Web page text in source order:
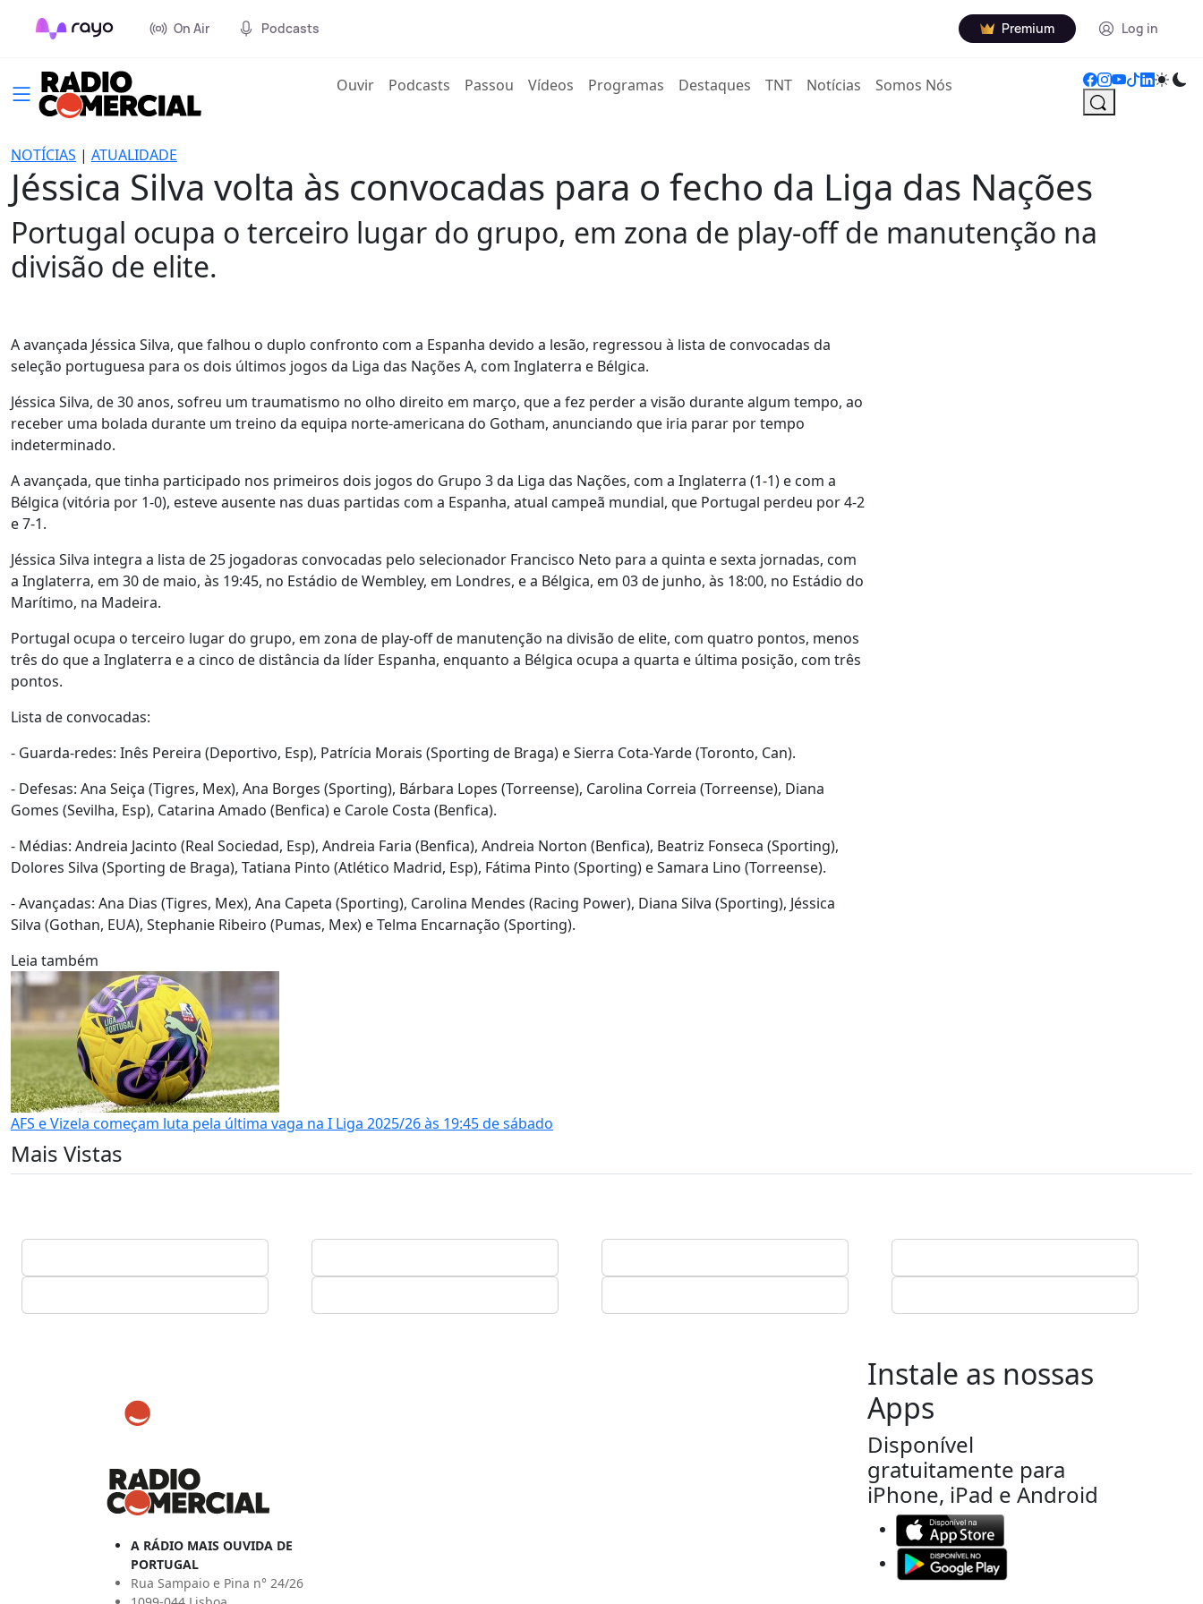
On Air Podcasts Premium Log in
Ouvir(current)
Podcasts Passou Vídeos Programas Destaques TNT Notícias Somos Nós
NOTÍCIAS | ATUALIDADE
Jéssica Silva volta às convocadas para o fecho da Liga das Nações
Portugal ocupa o terceiro lugar do grupo, em zona de play-off de manutenção na
divisão de elite.
A avançada Jéssica Silva, que falhou o duplo confronto com a Espanha devido a lesão, regressou à lista de convocadas da
seleção portuguesa para os dois últimos jogos da Liga das Nações A, com Inglaterra e Bélgica.
Jéssica Silva, de 30 anos, sofreu um traumatismo no olho direito em março, que a fez perder a visão durante algum tempo, ao
receber uma bolada durante um treino da equipa norte-americana do Gotham, anunciando que iria parar por tempo
indeterminado.
A avançada, que tinha participado nos primeiros dois jogos do Grupo 3 da Liga das Nações, com a Inglaterra (1-1) e com a
Bélgica (vitória por 1-0), esteve ausente nas duas partidas com a Espanha, atual campeã mundial, que Portugal perdeu por 4-2
e 7-1.
Jéssica Silva integra a lista de 25 jogadoras convocadas pelo selecionador Francisco Neto para a quinta e sexta jornadas, com
a Inglaterra, em 30 de maio, às 19:45, no Estádio de Wembley, em Londres, e a Bélgica, em 03 de junho, às 18:00, no Estádio do
Marítimo, na Madeira.
Portugal ocupa o terceiro lugar do grupo, em zona de play-off de manutenção na divisão de elite, com quatro pontos, menos
três do que a Inglaterra e a cinco de distância da líder Espanha, enquanto a Bélgica ocupa a quarta e última posição, com três
pontos.
Lista de convocadas:
- Guarda-redes: Inês Pereira (Deportivo, Esp), Patrícia Morais (Sporting de Braga) e Sierra Cota-Yarde (Toronto, Can).
- Defesas: Ana Seiça (Tigres, Mex), Ana Borges (Sporting), Bárbara Lopes (Torreense), Carolina Correia (Torreense), Diana
Gomes (Sevilha, Esp), Catarina Amado (Benfica) e Carole Costa (Benfica).
- Médias: Andreia Jacinto (Real Sociedad, Esp), Andreia Faria (Benfica), Andreia Norton (Benfica), Beatriz Fonseca (Sporting),
Dolores Silva (Sporting de Braga), Tatiana Pinto (Atlético Madrid, Esp), Fátima Pinto (Sporting) e Samara Lino (Torreense).
- Avançadas: Ana Dias (Tigres, Mex), Ana Capeta (Sporting), Carolina Mendes (Racing Power), Diana Silva (Sporting), Jéssica
Silva (Gothan, EUA), Stephanie Ribeiro (Pumas, Mex) e Telma Encarnação (Sporting).
Leia também
AFS e Vizela começam luta pela última vaga na I Liga 2025/26 às 19:45 de sábado
Mais Vistas
A RÁDIO MAIS OUVIDA DE
PORTUGAL
Rua Sampaio e Pina n° 24/26
Instale as nossas
Apps
Disponível
gratuitamente para
iPhone, iPad e Android